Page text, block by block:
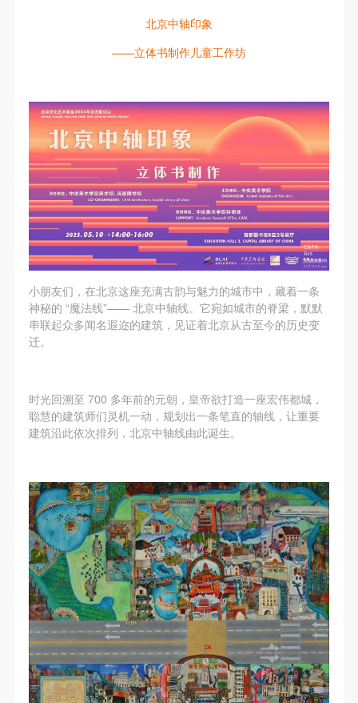
北京中轴印象
——立体书制作儿童工作坊
小朋友们，在北京这座充满古韵与魅力的城市中，藏着一条
神秘的 “魔法线”—— 北京中轴线。它宛如城市的脊梁，默默
串联起众多闻名遐迩的建筑，见证着北京从古至今的历史变
迁。
时光回溯至 700 多年前的元朝，皇帝欲打造一座宏伟都城，
聪慧的建筑师们灵机一动，规划出一条笔直的轴线，让重要
建筑沿此依次排列，北京中轴线由此诞生。